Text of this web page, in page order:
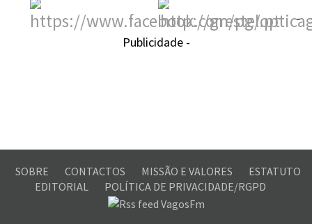
-
Publicidade -
SOBRE CONTACTOS MISSÃO E VALORES
ESTATUTO
EDITORIAL
POLÍTICA DE PRIVACIDADE/RGPD